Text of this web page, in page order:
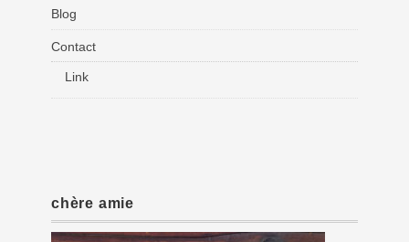
Blog
Contact
Link
chère amie